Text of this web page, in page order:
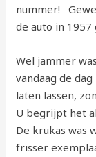
nummer!
de auto in 1957
Wel jammer
vandaag de
laten lassen,
U begrijpt het
De krukas was
frisser